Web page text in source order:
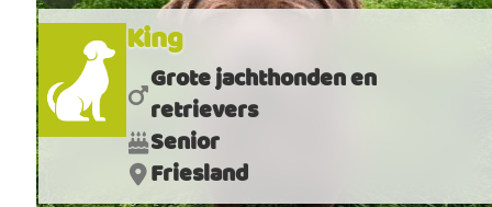
King
Grote jachthonden en
retrievers
Senior
Friesland